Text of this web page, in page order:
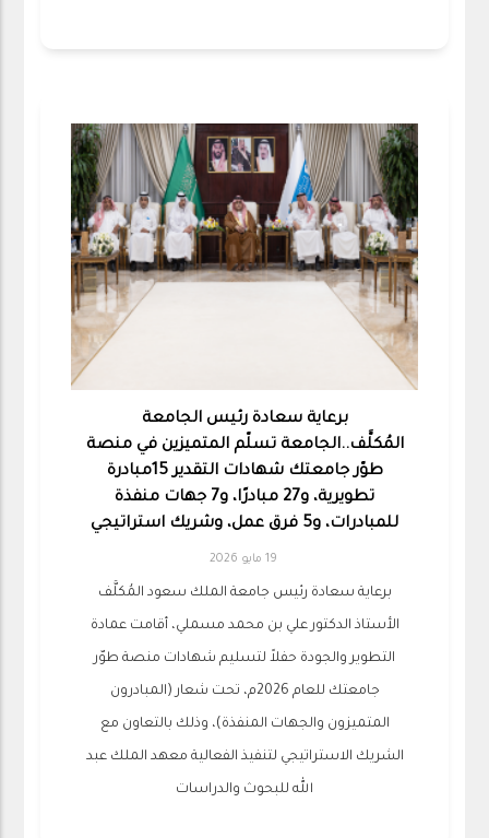
برعاية سعادة رئيس الجامعة
المُكلَّف..الجامعة تسلّم المتميزين في منصة
طوّر جامعتك شهادات التقدير 15مبادرة
تطويرية، و27 مبادرًا، و7 جهات منفذة
للمبادرات، و5 فرق عمل، وشريك استراتيجي
19 مايو 2026
برعاية سعادة رئيس جامعة الملك سعود المُكلَّف
الأستاذ الدكتور علي بن محمد مسملي، أقامت عمادة
التطوير والجودة حفلاً لتسليم شهادات منصة طوّر
جامعتك للعام 2026م، تحت شعار (المبادرون
المتميزون والجهات المنفذة)، وذلك بالتعاون مع
الشريك الاستراتيجي لتنفيذ الفعالية معهد الملك عبد
الله للبحوث والدراسات